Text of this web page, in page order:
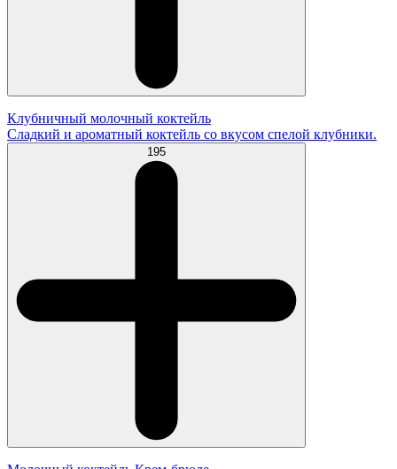
Клубничный молочный коктейль
Сладкий и ароматный коктейль со вкусом спелой клубники.
195